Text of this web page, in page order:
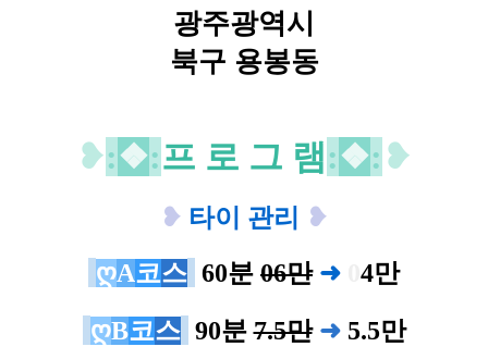
광주광역시
북구 용봉동
❥:❖:프 로 그 램:❖: ❥
❥ 타이 관리
❥
ღA코스 60분 06만 ➜ 4만
ღB코스 90분 7.5만 ➜ 5.5만